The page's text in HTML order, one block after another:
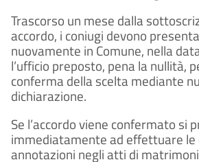
Trascorso un mese dalla
accordo, i coniugi devono
nuovamente in Comune, nella
l’ufficio preposto, pena la nullità,
conferma della scelta mediante
dichiarazione.
Se l’accordo viene confermato si
immediatamente ad effettuare le
annotazioni negli atti di